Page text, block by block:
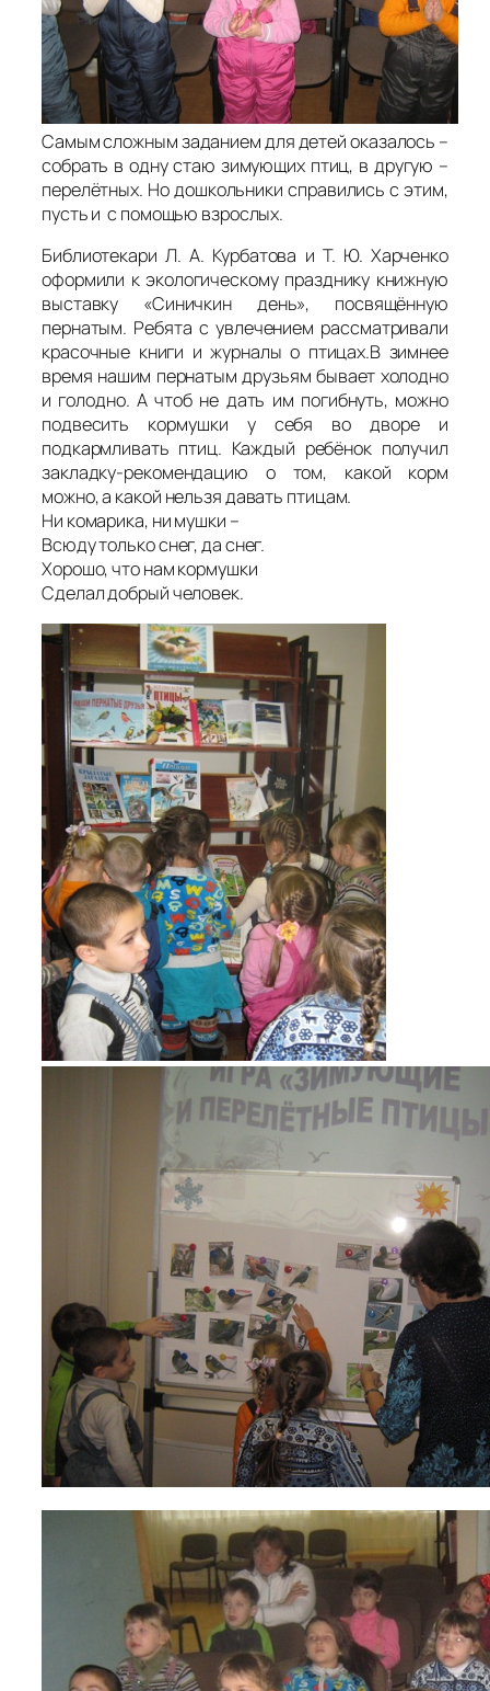
Самым сложным заданием для детей оказалось –
собрать в одну стаю зимующих птиц, в другую –
перелётных. Но дошкольники справились с этим,
пусть и с помощью взрослых.
Библиотекари Л. А. Курбатова и Т. Ю. Харченко
оформили к экологическому празднику книжную
выставку «Синичкин день», посвящённую
пернатым. Ребята с увлечением рассматривали
красочные книги и журналы о птицах.В зимнее
время нашим пернатым друзьям бывает холодно
и голодно. А чтоб не дать им погибнуть, можно
подвесить кормушки у себя во дворе и
подкармливать птиц. Каждый ребёнок получил
закладку-рекомендацию о том, какой корм
можно, а какой нельзя давать птицам.
Ни комарика, ни мушки –
Всюду только снег, да снег.
Хорошо, что нам кормушки
Сделал добрый человек.